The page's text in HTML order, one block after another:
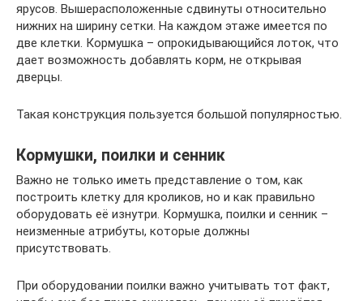
ярусов. Вышерасположенные сдвинуты относительно
нижних на ширину сетки. На каждом этаже имеется по
две клетки. Кормушка – опрокидывающийся лоток, что
дает возможность добавлять корм, не открывая
дверцы.
Такая конструкция пользуется большой популярностью.
Кормушки, поилки и сенник
Важно не только иметь представление о том, как
построить клетку для кроликов, но и как правильно
оборудовать её изнутри. Кормушка, поилки и сенник –
неизменные атрибуты, которые должны
присутствовать.
При оборудовании поилки важно учитывать тот факт,